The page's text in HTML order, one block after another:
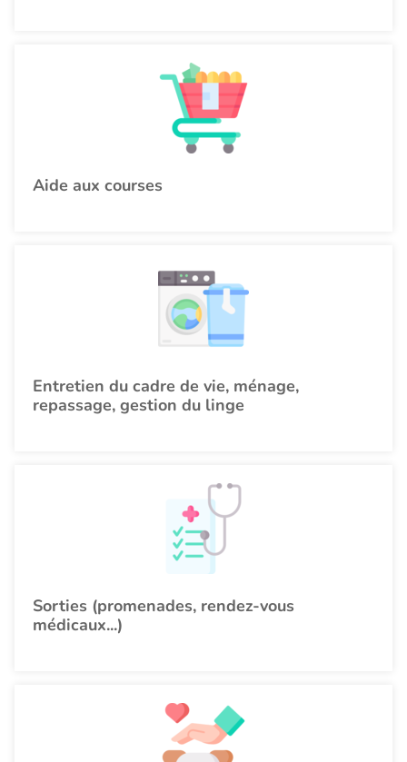
Aide aux courses
Entretien du cadre de vie, ménage,
repassage, gestion du linge
Sorties (promenades, rendez-vous
médicaux...)